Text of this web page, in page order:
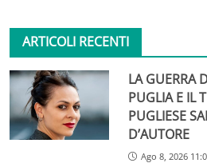
ARTICOLI RECENTI
LA GUERRA
PUGLIA E IL
PUGLIESE
D’AUTORE
Ago 8, 2026